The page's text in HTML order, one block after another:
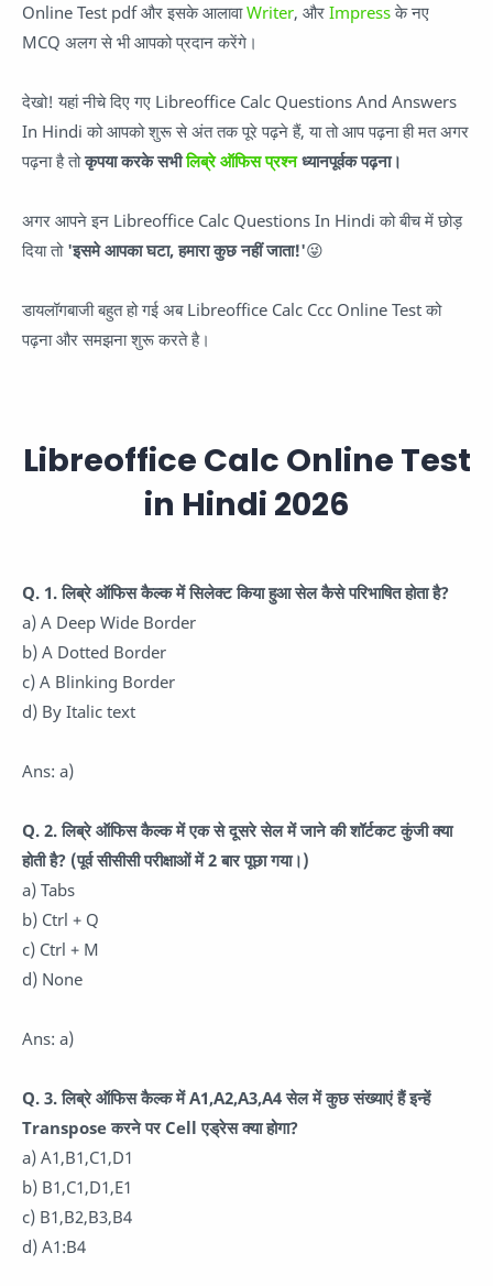
Online Test pdf और इसके आलावाWriter, और Impressके नए
MCQ अलग से भी आपको प्रदान करेंगे।
देखो! यहां नीचे दिए गए Libreoffice Calc Questions And Answers
In Hindi को आपको शुरू से अंत तक पूरे पढ़ने हैं, या तो आप पढ़ना ही मत अगर
पढ़ना है तोकृपया करके सभीलिब्रे ऑफिस प्रश्नध्यानपूर्वक पढ़ना।
अगर आपने इन Libreoffice Calc Questions In Hindi को बीच में छोड़
दिया तो 'इसमे आपका घटा, हमारा कुछ नहीं जाता!'😜
डायलॉगबाजी बहुत हो गई अब Libreoffice Calc Ccc Online Test को
पढ़ना और समझना शुरू करते है।
Libreoffice Calc Online Test
in Hindi 2026
Q. 1. लिब्रे ऑफिस कैल्क में सिलेक्ट किया हुआ सेल कैसे परिभाषित होता है?
a) A Deep Wide Border
b) A Dotted Border
c) A Blinking Border
d) By Italic text
Ans: a)
Q. 2. लिब्रे ऑफिस कैल्क में एक से दूसरे सेल में जाने की शॉर्टकट कुंजी क्या
होती है? (पूर्व सीसीसी परीक्षाओं में 2 बार पूछा गया।)
a) Tabs
b) Ctrl + Q
c) Ctrl + M
d) None
Ans: a)
Q. 3. लिब्रे ऑफिस कैल्क में A1,A2,A3,A4 सेल में कुछ संख्याएं हैं इन्हें
Transpose करने पर Cell एड्रेस क्या होगा?
a) A1,B1,C1,D1
b) B1,C1,D1,E1
c) B1,B2,B3,B4
d) A1:B4